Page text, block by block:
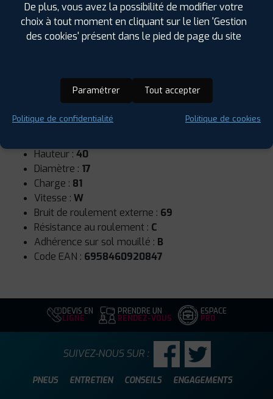
Runflat :Non
Hauteur : 40
Diamètre : 17
Charge : 81
Vitesse : W
Bruit de roulement externe : 69
Résistance au roulement : C
Adhérence sur sol mouillé : B
Code EAN : 6958460920847
DEVIS EN
LIGNE
PRENDRE UN
RENDEZ-VOUS
ESPACE
PRO
PNEUS ENTRETIEN CONSEILS ENGAGEMENTS
SUIVEZ-NOUS SUR :
De plus, vous avez la possibilité de modifier votre
choix à tout moment en cliquant sur le lien 'Gestion
des cookies' présent dans le pied de page du site
Paramétrer Tout accepter
Politique de confidentialité Politique de cookies